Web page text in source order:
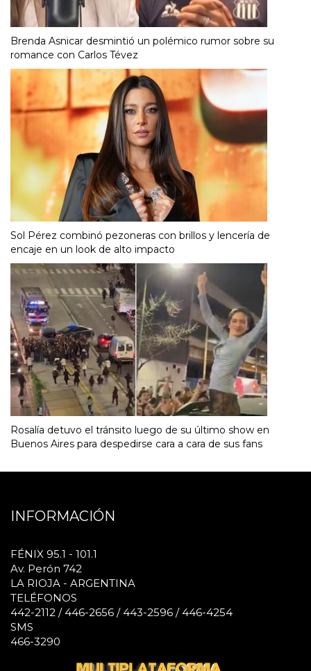
Brenda Asnicar desmintió un polémico rumor sobre su
romance con Carlos Tévez
Sol Pérez combinó pezoneras con brillos y lencería de
encaje en un look de alto impacto
Rosalía detuvo el tránsito luego de su último show en
Buenos Aires para despedirse cara a cara de sus fans
INFORMACIÓN
FÉNIX 95.1 - 101.1
Av. Perón 742
LA RIOJA - ARGENTINA
TELÉFONOS
442-2112 / 446-2656 / 443-2596 / 446-4254
SMS
466-3290